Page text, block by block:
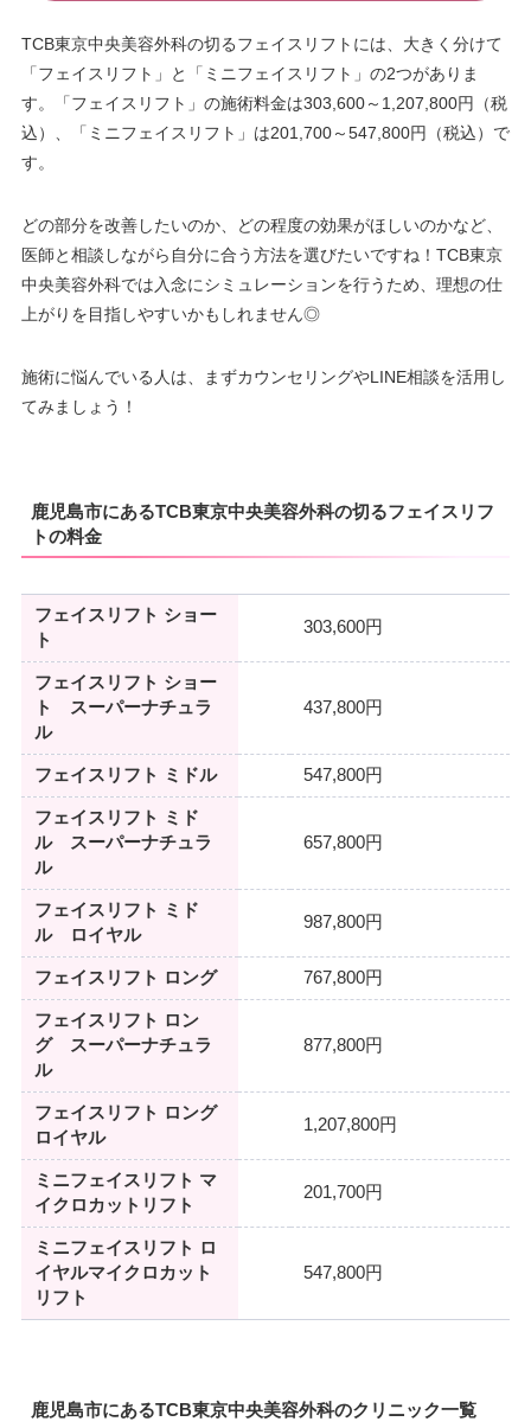
TCB東京中央美容外科の切るフェイスリフトには、大きく分けて
「フェイスリフト」と「ミニフェイスリフト」の2つがありま
す。「フェイスリフト」の施術料金は303,600～1,207,800円（税
込）、「ミニフェイスリフト」は201,700～547,800円（税込）で
す。
どの部分を改善したいのか、どの程度の効果がほしいのかなど、
医師と相談しながら自分に合う方法を選びたいですね！TCB東京
中央美容外科では入念にシミュレーションを行うため、理想の仕
上がりを目指しやすいかもしれません◎
施術に悩んでいる人は、まずカウンセリングやLINE相談を活用し
てみましょう！
鹿児島市にあるTCB東京中央美容外科の切るフェイスリフ
トの料金
フェイスリフト ショー
ト
303,600円
フェイスリフト ショー
ト スーパーナチュラ
ル
437,800円
フェイスリフト ミドル 547,800円
フェイスリフト ミド
ル スーパーナチュラ
ル
657,800円
フェイスリフト ミド
ル ロイヤル
987,800円
フェイスリフト ロング 767,800円
フェイスリフト ロン
グ スーパーナチュラ
ル
877,800円
フェイスリフト ロング
ロイヤル
1,207,800円
ミニフェイスリフト マ
イクロカットリフト
201,700円
ミニフェイスリフト ロ
イヤルマイクロカット
リフト
547,800円
鹿児島市にあるTCB東京中央美容外科のクリニック一覧